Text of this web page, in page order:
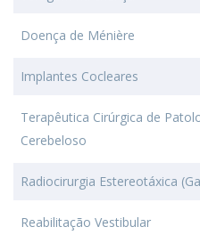
Doença de Ménière
Implantes Cocleares
Terapêutica Cirúrgica de
Cerebeloso
Radiocirurgia Estereotáxica
Reabilitação Vestibular